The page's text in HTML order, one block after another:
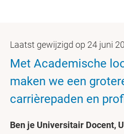
Laatst gewijzigd op 24 juni
Met Academische
maken we een
carrièrepaden en
Ben je Universitair Docent,